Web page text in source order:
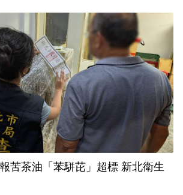
苦茶油「苯駢芘」超標 新北衛生